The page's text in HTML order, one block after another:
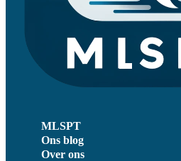
MLSPT
Ons blog
Over ons